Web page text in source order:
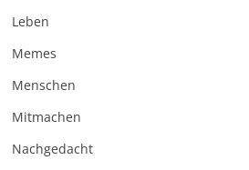
Leben
Memes
Menschen
Mitmachen
Nachgedacht